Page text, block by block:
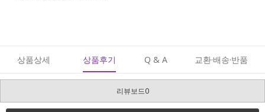
상품상세 상품후기 Q & A 교환·배송·반품
리뷰보드0